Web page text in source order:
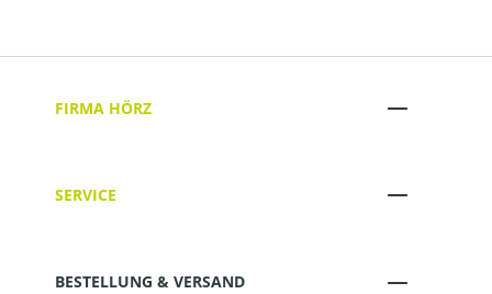
FIRMA HÖRZ
SERVICE
BESTELLUNG & VERSAND